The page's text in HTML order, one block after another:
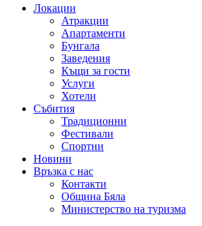
Локации
Атракции
Апартаменти
Бунгала
Заведения
Къщи за гости
Услуги
Хотели
Събития
Традиционни
Фестивали
Спортни
Новини
Връзка с нас
Контакти
Община Бяла
Министерство на туризма